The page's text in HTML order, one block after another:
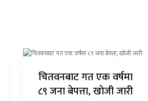
चितवनबाट गत एक वर्षमा
८९ जना बेपत्ता, खोजी जारी